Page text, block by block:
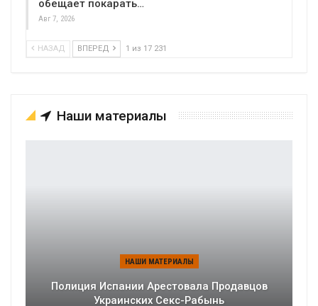
обещает покарать…
Авг 7, 2026
НАЗАД ВПЕРЕД 1 из 17 231
Наши материалы
НАШИ МАТЕРИАЛЫ
Полиция Испании Арестовала Продавцов
Украинских Секс-Рабынь